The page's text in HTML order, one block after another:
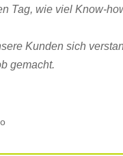
Tag, wie viel Know-
Kunden sich
gemacht.